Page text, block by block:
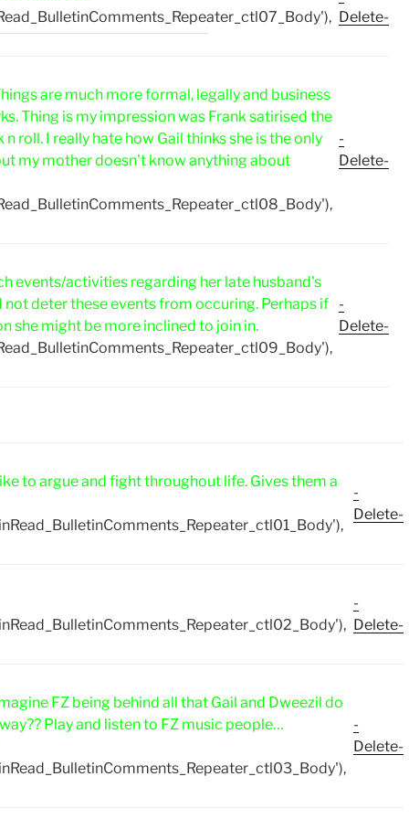
Delete-
are much more formal, legally and business
Thing is my impression was Frank satirised the
roll. I really hate how Gail thinks she is the only
my mother doesn't know anything about
-
Delete-
events/activities regarding her late husband's
deter these events from occuring. Perhaps if
she might be more inclined to join in.
-
Delete-
to argue and fight throughout life. Gives them a
-
Delete-
-
Delete-
FZ being behind all that Gail and Dweezil do
Play and listen to FZ music people…
-
Delete-